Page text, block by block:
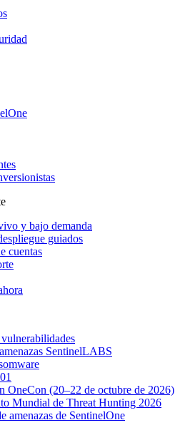
y bajo demanda
guiados
cuentas
SentinelLABS
OneCon (20–22 de octubre de 2026)
Mundial de Threat Hunting 2026
amenazas de SentinelOne